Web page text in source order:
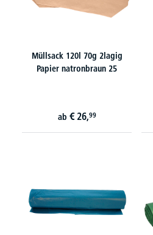
Müllsack 120l 70g 2lagig
Papier natronbraun 25
ab € 26,99